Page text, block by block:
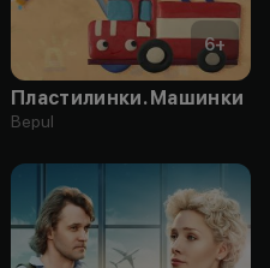
6+
Пластилинки. Машинки
Bepul